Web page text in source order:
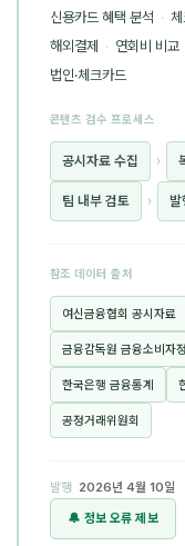
신용카드 혜택 분석 ·
해외결제 · 연회비 비교
법인·체크카드
콘텐츠 검수 프로세스
공시자료 수집 ›
팀 내부 검토 › 발
참조 데이터 출처
여신금융협회 공시자료
금융감독원 금융소비자
한국은행 금융통계
공정거래위원회
발행 2026년 4월 10일
🔔 정보 오류 제보